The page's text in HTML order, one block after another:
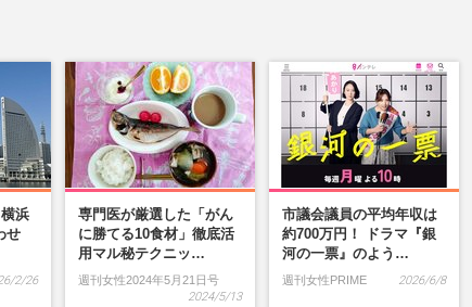
浜
せ
2/26
専門医が厳選した「がん
に勝てる10食材」徹底活
用マル秘テクニッ…
週刊女性2024年5月21日号
2024/5/13
市議会議員の平均年収は
約700万円！ ドラマ『銀
河の一票』のよう…
週刊女性PRIME 2026/6/8